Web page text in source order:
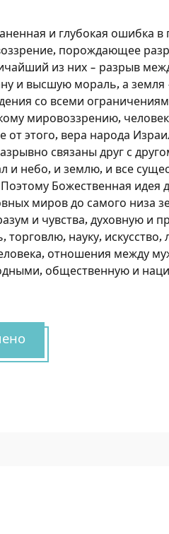
и глубокая ошибка
порождающее
из них – разрыв
и высшую мораль, а земля
со всеми
мировоззрению,
от этого, вера народа
связаны друг с
и небо, и землю, и все
Божественная
миров до самого низа
и чувства, духовную и
науку, искусство,
отношения между
общественную и
сайте